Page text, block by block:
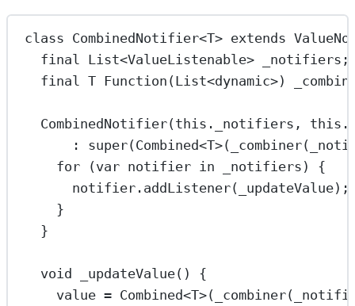
class CombinedNotifier<T> extends
final List<ValueListenable> _notifiers;
final T Function (List<dynamic>)
CombinedNotifier(this ._notifiers, this
:
super(Combined<T>( _combiner
for (var notifier in _notifiers) {
notifier. addListener(_updateValue);
}
}
void _updateValue() {
value = Combined<T>( _combiner